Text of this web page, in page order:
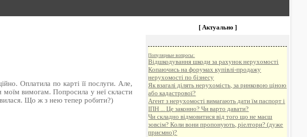
Оплатила по карті її послуги. Але,
моїм вимогам. Попросила у неї скласти
Що ж з нею тепер робити?)
[ Актуально ]
Популярные вопросы:
Відшкодування шкоди за рахунок нерухомості
Копаючись на форумах купівлі-продажу
нерухомості по бізнесу
Як взагалі ділять нерухомість, за ринковою ціною
або кадастрової?
Агент з нерухомості вимагають дати їм паспорт і
ІПН ... Це законно? Чи варто давати?
Чи складно відмовитися від того що не маєш
зовсім? Коли вони пропонують, ріелтори? (дуже
приємно)?